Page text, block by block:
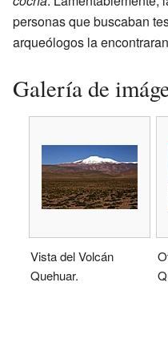
personas que buscaban
arqueólogos la
Galería de
Vista del Volcán
Quehuar.